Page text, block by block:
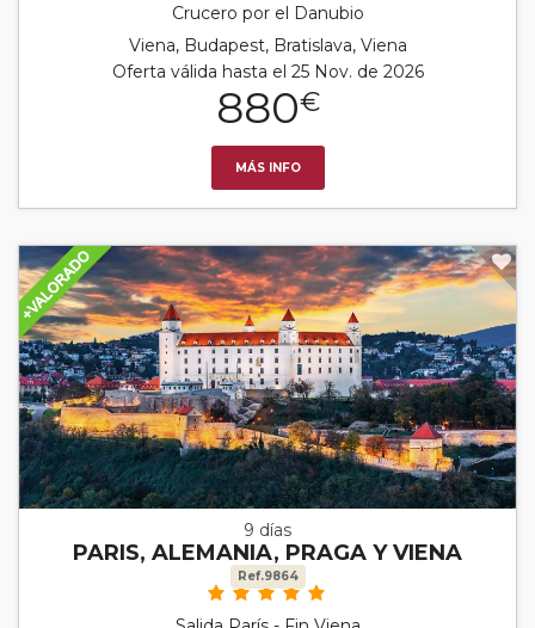
Crucero por el Danubio
Viena, Budapest, Bratislava, Viena
Oferta válida hasta el 25 Nov. de 2026
880€
MÁS INFO
9 días
PARIS, ALEMANIA, PRAGA Y VIENA
Ref.9864